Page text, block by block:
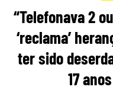
“Telefonava 2
‘reclama’
ter sido
17